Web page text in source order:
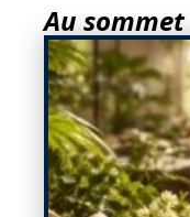
Au sommet